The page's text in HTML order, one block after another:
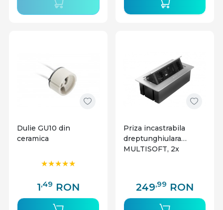
Dulie GU10 din
ceramica
1,49 RON
Priza incastrabila
dreptunghiulara
MULTISOFT, 2x
aluminiu, GTV
249,99 RON